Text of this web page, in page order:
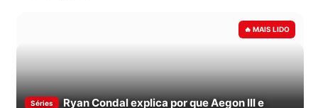
Séries
Ryan Condal explica por que Aegon III e